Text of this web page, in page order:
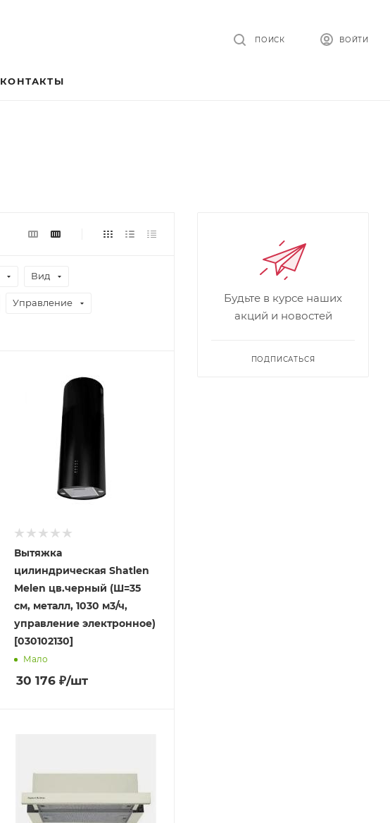
ВОЙТИ
ПОИСК
КОНТАКТЫ
Вид
Управление
Вытяжка
цилиндрическая Shatlen
Melen цв.черный (Ш=35
см, металл, 1030 м3/ч,
управление электронное)
[030102130]
Мало
30 176 ₽/шт
Будьте в курсе наших
акций и новостей
ПОДПИСАТЬСЯ